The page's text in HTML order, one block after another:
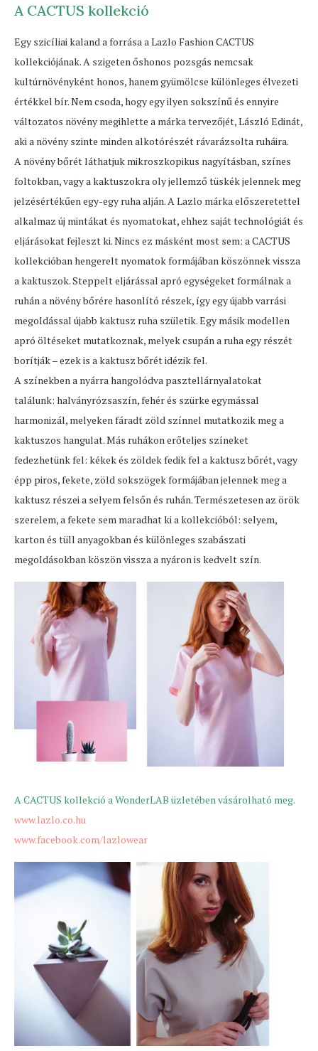
A CACTUS kollekció
Egy szicíliai kaland a forrása a Lazlo Fashion CACTUS
kollekciójának. A szigeten őshonos pozsgás nemcsak
kultúrnövényként honos, hanem gyümölcse különleges élvezeti
értékkel bír. Nem csoda, hogy egy ilyen sokszínű és ennyire
változatos növény megihlette a márka tervezőjét, László Edinát,
aki a növény szinte minden alkotórészét rávarázsolta ruháira.
A növény bőrét láthatjuk mikroszkopikus nagyításban, színes
foltokban, vagy a kaktuszokra oly jellemző tüskék jelennek meg
jelzésértékűen egy-egy ruha alján. A Lazlo márka előszeretettel
alkalmaz új mintákat és nyomatokat, ehhez saját technológiát és
eljárásokat fejleszt ki. Nincs ez másként most sem: a CACTUS
kollekcióban hengerelt nyomatok formájában köszönnek vissza
a kaktuszok. Steppelt eljárással apró egységeket formálnak a
ruhán a növény bőrére hasonlító részek, így egy újabb varrási
megoldással újabb kaktusz ruha születik. Egy másik modellen
apró öltéseket mutatkoznak, melyek csupán a ruha egy részét
borítják – ezek is a kaktusz bőrét idézik fel.
A színekben a nyárra hangolódva pasztellárnyalatokat
találunk: halványrózsaszín, fehér és szürke egymással
harmonizál, melyeken fáradt zöld színnel mutatkozik meg a
kaktuszos hangulat. Más ruhákon erőteljes színeket
fedezhetünk fel: kékek és zöldek fedik fel a kaktusz bőrét, vagy
épp piros, fekete, zöld sokszögek formájában jelennek meg a
kaktusz részei a selyem felsőn és ruhán. Természetesen az örök
szerelem, a fekete sem maradhat ki a kollekcióból: selyem,
karton és tüll anyagokban és különleges szabászati
megoldásokban köszön vissza a nyáron is kedvelt szín.
A CACTUS kollekció a WonderLAB üzletében vásárolható meg.
www.lazlo.co.hu
www.facebook.com/lazlowear